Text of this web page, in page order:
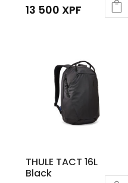
13 500 XPF
THULE TACT 16L
Black